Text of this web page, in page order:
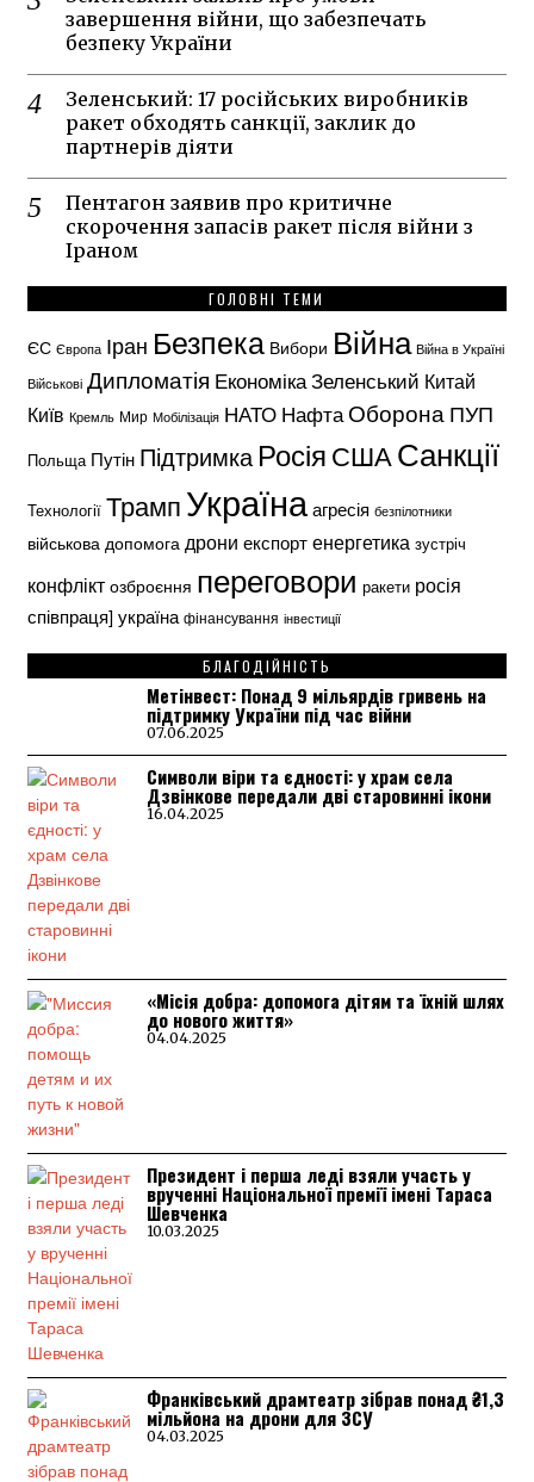
завершення війни, що забезпечать
безпеку України
Зеленський: 17 російських виробників
ракет обходять санкції, заклик до
партнерів діяти
Пентагон заявив про критичне
скорочення запасів ракет після війни з
Іраном
ГОЛОВНІ ТЕМИ
ЄС Європа Іран Безпека Вибори Війна Війна в Україні
Військові Дипломатія ЕкономікаЗеленський Китай
Київ Кремль Мир Мобілізація НАТО НафтаОборона ПУП
Польща Путін ПідтримкаРосіяСШАСанкції
Технології ТрампУкраїнаагресія безпілотники
військова допомога дрони експорт енергетика зустріч
конфлікт озброєння переговори ракети росія
співпраця] україна фінансування інвестиції
БЛАГОДІЙНІСТЬ
Метінвест: Понад 9 мільярдів гривень на
підтримку України під час війни
07.06.2025
Символи віри та єдності: у храм села
Дзвінкове передали дві старовинні ікони
16.04.2025
«Місія добра: допомога дітям та їхній шлях
до нового життя»
04.04.2025
Президент і перша леді взяли участь у
врученні Національної премії імені Тараса
Шевченка
10.03.2025
Франківський драмтеатр зібрав понад ₴1,3
мільйона на дрони для ЗСУ
04.03.2025